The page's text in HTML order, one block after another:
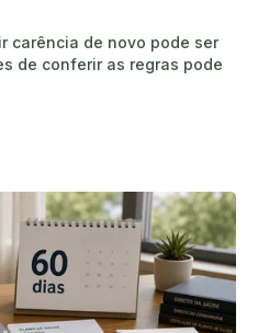
carência de novo pode ser
de conferir as regras pode